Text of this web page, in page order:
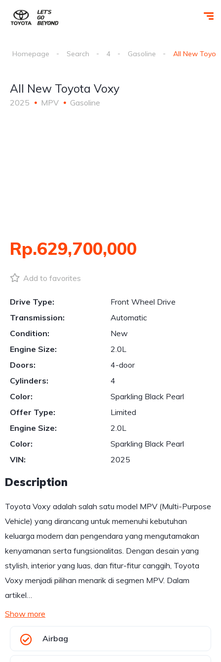
Homepage Search 4 Gasoline All New
All New Toyota Voxy
2025 MPV Gasoline
Rp.629,700,000
Add to favorites
Drive Type:
Front Wheel Drive
Transmission:
Automatic
Condition:
New
Engine Size:
2.0L
Doors:
4-door
Cylinders:
4
Color:
Sparkling Black Pearl
Offer Type:
Limited
Engine Size:
2.0L
Color:
Sparkling Black Pearl
VIN:
2025
Description
Toyota Voxy adalah salah satu model MPV (Multi-Purpose
Vehicle) yang dirancang untuk memenuhi kebutuhan
keluarga modern dan pengendara yang mengutamakan
kenyamanan serta fungsionalitas. Dengan desain yang
stylish, interior yang luas, dan fitur-fitur canggih, Toyota
Voxy menjadi pilihan menarik di segmen MPV. Dalam
artikel…
Show more
Airbag